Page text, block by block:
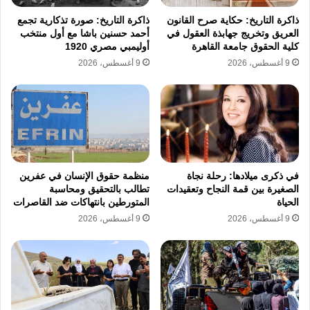
ومنظمات حقوقية عالمية حالات موثقة من
الاغتصاب والتحرش والعنف الجنسي بحق معتقلين
فلسطينيين داخل مراكز الاحتجاز التابعة للسلطات
داخل معتقلات مثل سجن سدي تيمان ومراكز
احتجاز أخرى، حيث تشير المعطيات إلى وجود
منهجية في التعامل مع المعتقلين الفلسطينيين
تتجاوز كافة المواثيق الدولية لحقوق الإنسان
وقواعد التعامل في النزاعات المسلحة.
تمنع السلطات في تل أبيب منذ 7 تشرين الأول
2023 ممثلي اللجنة الدولية للصليب الأحمر من
زيارة الفلسطينيين المحتجزين في السجون، وهو
ذاكرة التاريخ: حكاية صرح القانون
العريق وتخريج جهابذة العقول في
كلية الحقوق جامعة القاهرة
9 أغسطس، 2026
ذاكرة التاريخ: صورة تذكارية تجمع
أحمد حسنين باشا مع أول منتخب
أوليمبي مصري 1920
9 أغسطس، 2026
في ذكرى ميلادها: رحلة نجاة
الصغيرة بين قمة النجاح وتعقيدات
الحياة
9 أغسطس، 2026
منظمة حقوق الإنسان في عفرين
تطالب بالتحقيق ومحاسبة
المتورطين بانتهاكات ضد القاصرات
9 أغسطس، 2026